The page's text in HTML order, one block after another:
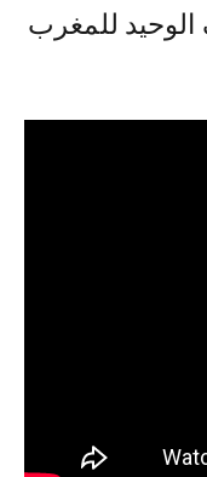
للمغرب